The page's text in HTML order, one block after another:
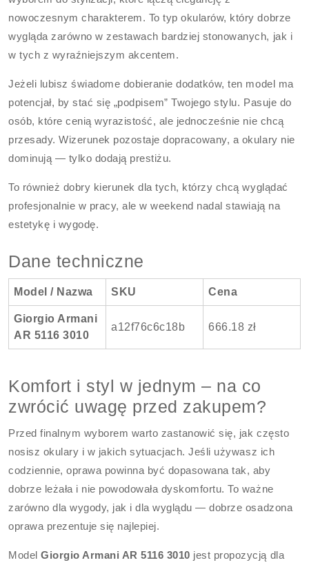
nowoczesnym charakterem. To typ okularów, który dobrze
wygląda zarówno w zestawach bardziej stonowanych, jak i
w tych z wyraźniejszym akcentem.
Jeżeli lubisz świadome dobieranie dodatków, ten model ma
potencjał, by stać się „podpisem” Twojego stylu. Pasuje do
osób, które cenią wyrazistość, ale jednocześnie nie chcą
przesady. Wizerunek pozostaje dopracowany, a okulary nie
dominują — tylko dodają prestiżu.
To również dobry kierunek dla tych, którzy chcą wyglądać
profesjonalnie w pracy, ale w weekend nadal stawiają na
estetykę i wygodę.
Dane techniczne
Model / Nazwa SKU Cena
Giorgio Armani
AR 5116 3010
a12f76c6c18b 666.18 zł
Komfort i styl w jednym – na co
zwrócić uwagę przed zakupem?
Przed finalnym wyborem warto zastanowić się, jak często
nosisz okulary i w jakich sytuacjach. Jeśli używasz ich
codziennie, oprawa powinna być dopasowana tak, aby
dobrze leżała i nie powodowała dyskomfortu. To ważne
zarówno dla wygody, jak i dla wyglądu — dobrze osadzona
oprawa prezentuje się najlepiej.
ModelGiorgio Armani AR 5116 3010 jest propozycją dla